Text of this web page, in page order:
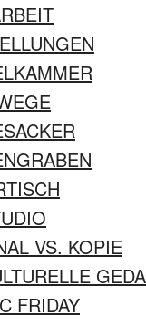
VS. KOPIE
FRIDAY